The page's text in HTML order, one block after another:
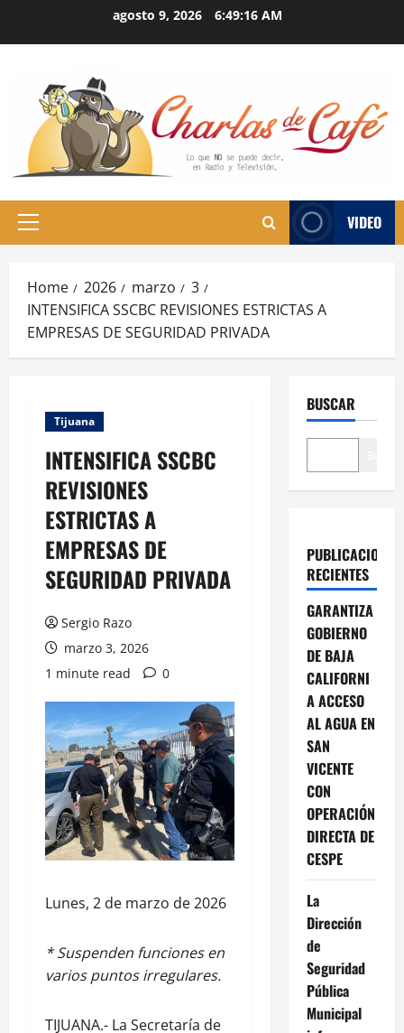
agosto 9, 2026 6:49:17 AM
Primary
VIDEO
Home 2026 marzo
3
INTENSIFICA SSCBC REVISIONES ESTRICTAS A
EMPRESAS DE SEGURIDAD PRIVADA
Tijuana
INTENSIFICA SSCBC
REVISIONES
ESTRICTAS A
EMPRESAS DE
SEGURIDAD PRIVADA
Sergio Razo
marzo 3, 2026
1 minute read
0
Lunes, 2 de marzo de 2026
* Suspenden funciones en
varios puntos irregulares.
TIJUANA.- La Secretaría de
BUSCAR
PUBLICACIONES
RECIENTES
GARANTIZA
GOBIERNO
DE BAJA
CALIFORNI
A ACCESO
AL AGUA EN
SAN
VICENTE
CON
OPERACIÓN
DIRECTA DE
CESPE
La
Dirección
de
Seguridad
Pública
Municipal